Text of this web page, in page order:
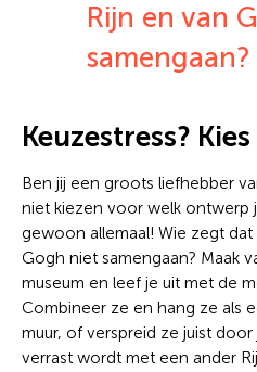
Rijn en van
samengaan?
Keuzestress?
Ben jij een groots liefhebber
niet kiezen voor welk ontwerp
gewoon allemaal! Wie zegt dat
Gogh niet samengaan? Maak
museum en leef je uit met de
Combineer ze en hang ze als
muur, of verspreid ze juist
verrast wordt met een ander